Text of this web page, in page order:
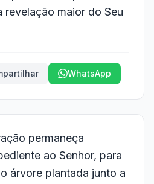
revelação maior do Seu
WhatsApp
permaneça
ao Senhor, para
árvore plantada junto a